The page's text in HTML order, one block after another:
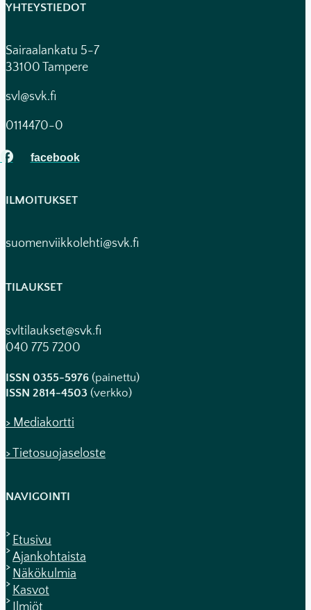
YHTEYSTIEDOT
Sairaalankatu 5-7
33100 Tampere
svl@svk.fi
0114470-0
ILMOITUKSET
suomenviikkolehti@svk.fi
TILAUKSET
svltilaukset@svk.fi
040 775 7200
ISSN 0355-5976 (painettu)
ISSN 2814-4503 (verkko)
> Mediakortti
> Tietosuojaseloste
NAVIGOINTI
Etusivu
Ajankohtaista
Näkökulmia
Kasvot
Ilmiöt